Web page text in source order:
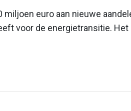
euro aan nieuwe
voor de energietransitie.